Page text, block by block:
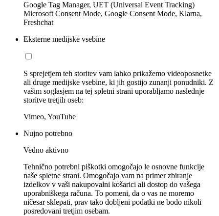
Google Tag Manager, UET (Universal Event Tracking)
Microsoft Consent Mode, Google Consent Mode, Klarna,
Freshchat
Eksterne medijske vsebine
S sprejetjem teh storitev vam lahko prikažemo videoposnetke
ali druge medijske vsebine, ki jih gostijo zunanji ponudniki. Z
vašim soglasjem na tej spletni strani uporabljamo naslednje
storitve tretjih oseb:
Vimeo, YouTube
Nujno potrebno
Vedno aktivno
Tehnično potrebni piškotki omogočajo le osnovne funkcije
naše spletne strani. Omogočajo vam na primer zbiranje
izdelkov v vaši nakupovalni košarici ali dostop do vašega
uporabniškega računa. To pomeni, da o vas ne moremo
ničesar sklepati, prav tako dobljeni podatki ne bodo nikoli
posredovani tretjim osebam.